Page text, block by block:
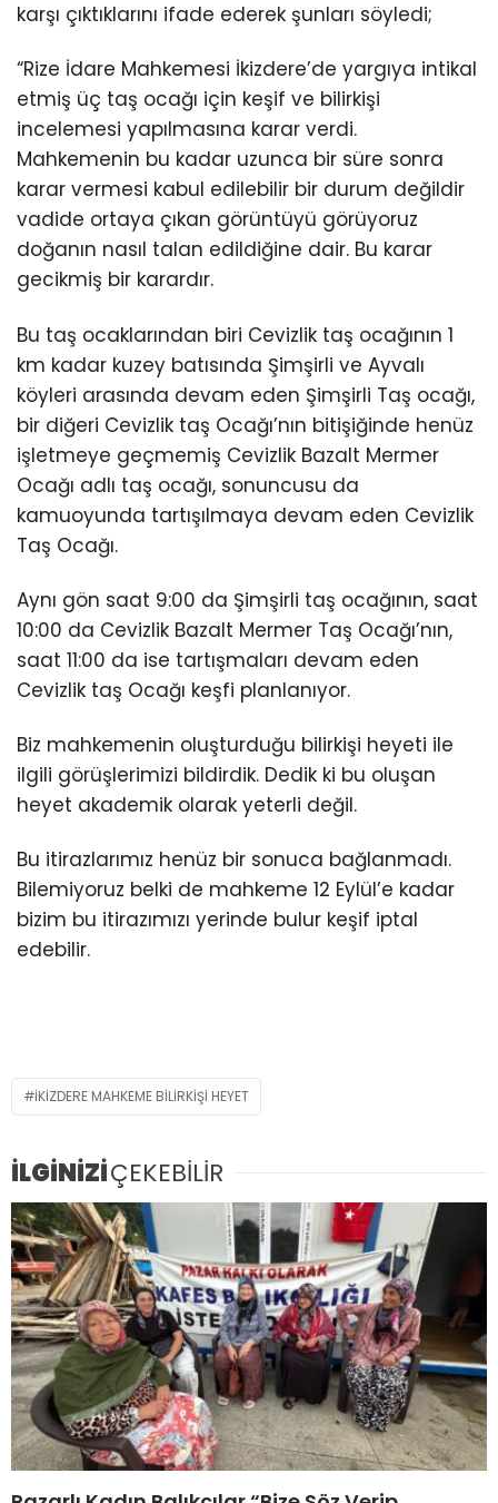
karşı çıktıklarını ifade ederek şunları söyledi;
“Rize İdare Mahkemesi İkizdere’de yargıya intikal
etmiş üç taş ocağı için keşif ve bilirkişi
incelemesi yapılmasına karar verdi.
Mahkemenin bu kadar uzunca bir süre sonra
karar vermesi kabul edilebilir bir durum değildir
vadide ortaya çıkan görüntüyü görüyoruz
doğanın nasıl talan edildiğine dair. Bu karar
gecikmiş bir karardır.
Bu taş ocaklarından biri Cevizlik taş ocağının 1
km kadar kuzey batısında Şimşirli ve Ayvalı
köyleri arasında devam eden Şimşirli Taş ocağı,
bir diğeri Cevizlik taş Ocağı’nın bitişiğinde henüz
işletmeye geçmemiş Cevizlik Bazalt Mermer
Ocağı adlı taş ocağı, sonuncusu da
kamuoyunda tartışılmaya devam eden Cevizlik
Taş Ocağı.
Aynı gön saat 9:00 da Şimşirli taş ocağının, saat
10:00 da Cevizlik Bazalt Mermer Taş Ocağı’nın,
saat 11:00 da ise tartışmaları devam eden
Cevizlik taş Ocağı keşfi planlanıyor.
Biz mahkemenin oluşturduğu bilirkişi heyeti ile
ilgili görüşlerimizi bildirdik. Dedik ki bu oluşan
heyet akademik olarak yeterli değil.
Bu itirazlarımız henüz bir sonuca bağlanmadı.
Bilemiyoruz belki de mahkeme 12 Eylül’e kadar
bizim bu itirazımızı yerinde bulur keşif iptal
edebilir.
IKIZDERE MAHKEME BILIRKIŞI HEYET
İLGİNİZİÇEKEBİLİR